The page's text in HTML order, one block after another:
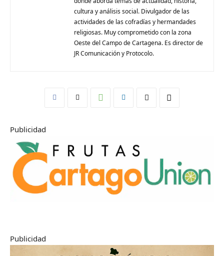
cultura y análisis social. Divulgador de las
actividades de las cofradías y hermandades
religiosas. Muy comprometido con la zona
Oeste del Campo de Cartagena. Es director de
JR Comunicación y Protocolo.
Publicidad
Publicidad